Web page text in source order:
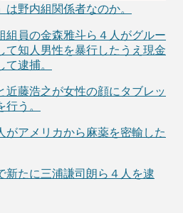
は野内組関係者なのか。
組員の金森雅斗ら４人がグルー
て知人男性を暴行したうえ現金
て逮捕。
近藤浩之が女性の顔にタブレッ
行う。
がアメリカから麻薬を密輸した
新たに三浦謙司朗ら４人を逮